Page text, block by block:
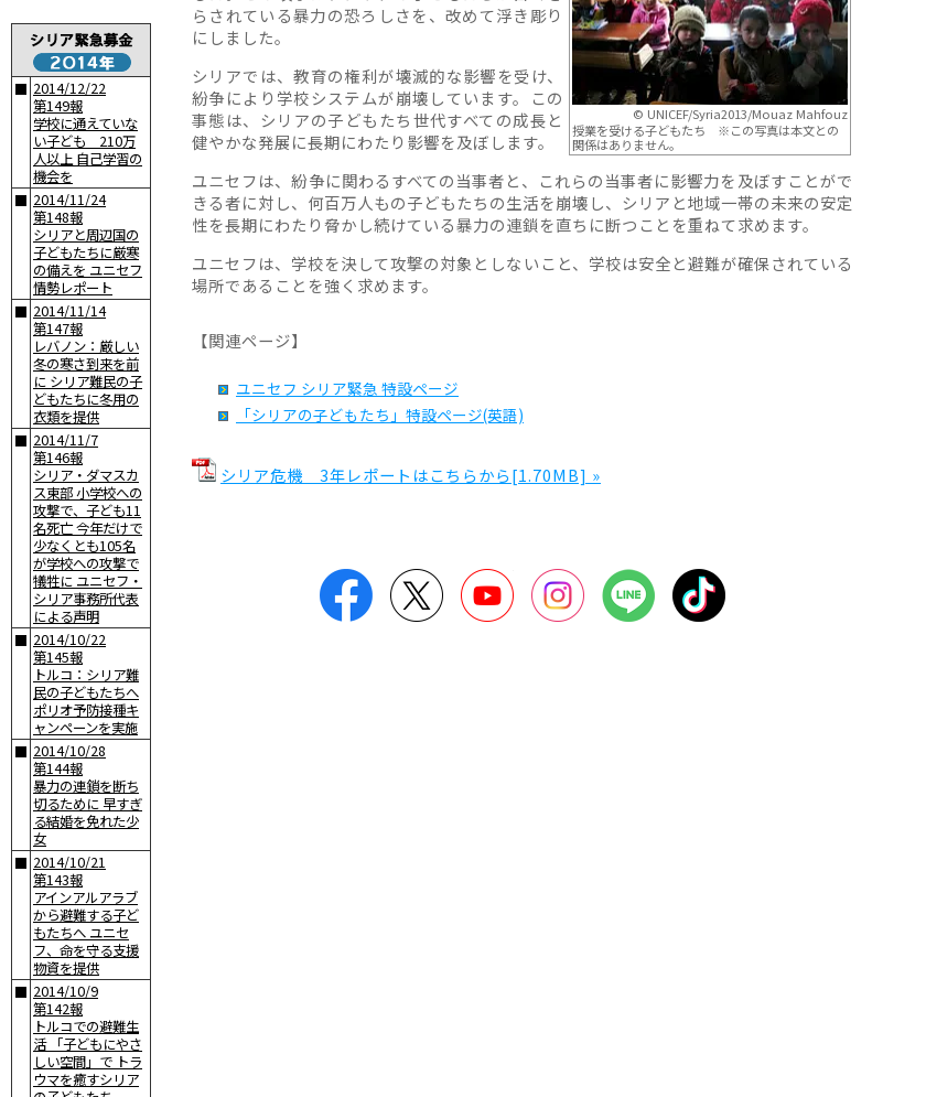
■ 2014/12/22
第149報
学校に通えていな
い子ども 210万
人以上 自己学習の
機会を
■ 2014/11/24
第148報
シリアと周辺国の
子どもたちに厳寒
の備えを ユニセフ
情勢レポート
■ 2014/11/14
第147報
レバノン：厳しい
冬の寒さ到来を前
に シリア難民の子
どもたちに冬用の
衣類を提供
■ 2014/11/7
第146報
シリア・ダマスカ
ス東部 小学校への
攻撃で、子ども11
名死亡 今年だけで
少なくとも105名
が学校への攻撃で
犠牲に ユニセフ・
シリア事務所代表
による声明
■ 2014/10/22
第145報
トルコ：シリア難
民の子どもたちへ
ポリオ予防接種キ
ャンペーンを実施
■ 2014/10/28
第144報
暴力の連鎖を断ち
切るために 早すぎ
る結婚を免れた少
女
■ 2014/10/21
第143報
アインアルアラブ
から避難する子ど
もたちへ ユニセ
フ、命を守る支援
物資を提供
■ 2014/10/9
第142報
トルコでの避難生
活 「子どもにやさ
しい空間」で トラ
ウマを癒すシリア
© UNICEF/Syria2013/Mouaz Mahfouz
授業を受ける子どもたち ※この写真は本文との
関係はありません。
らされている暴力の恐ろしさを、改めて浮き彫り
にしました。
シリアでは、教育の権利が壊滅的な影響を受け、
紛争により学校システムが崩壊しています。この
事態は、シリアの子どもたち世代すべての成長と
健やかな発展に長期にわたり影響を及ぼします。
ユニセフは、紛争に関わるすべての当事者と、これらの当事者に影響力を及ぼすことがで
きる者に対し、何百万人もの子どもたちの生活を崩壊し、シリアと地域一帯の未来の安定
性を長期にわたり脅かし続けている暴力の連鎖を直ちに断つことを重ねて求めます。
ユニセフは、学校を決して攻撃の対象としないこと、学校は安全と避難が確保されている
場所であることを強く求めます。
【関連ページ】
ユニセフ シリア緊急 特設ページ
「シリアの子どもたち」特設ページ(英語)
シリア危機 3年レポートはこちらから[1.70MB] »
Facebook Twitter YouTube Instagram LINE